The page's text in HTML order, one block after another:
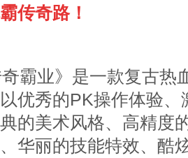
传奇路！
霸业》是一款复古热
优秀的PK操作体验、
的美术风格、高精度
华丽的技能特效、酷